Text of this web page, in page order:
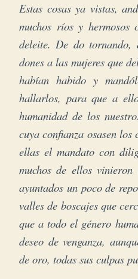
Estas cosas ya vistas,
muchos ríos y hermosos
deleite. De do tornando,
dones a las mujeres que
habían habido y
hallarlos, para que a
humanidad de los
cuya confianza osasen
ellas el mandato con
muchos de ellos
ayuntados un poco de
valles de boscajes que
que a todo el género
deseo de venganza,
de oro, todas sus culpas